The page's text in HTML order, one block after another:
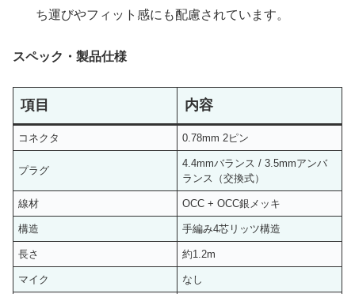
ち運びやフィット感にも配慮されています。
スペック・製品仕様
項目 内容
コネクタ 0.78mm 2ピン
プラグ
4.4mmバランス / 3.5mmアンバ
ランス（交換式）
線材 OCC + OCC銀メッキ
構造 手編み4芯リッツ構造
長さ 約1.2m
マイク なし